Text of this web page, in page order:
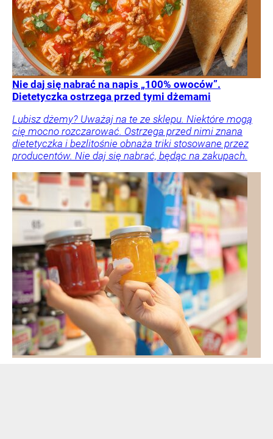
Nie daj się nabrać na napis „100% owoców”.
Dietetyczka ostrzega przed tymi dżemami
Lubisz dżemy? Uważaj na te ze sklepu. Niektóre mogą
cię mocno rozczarować. Ostrzega przed nimi znana
dietetyczka i bezlitośnie obnaża triki stosowane przez
producentów. Nie daj się nabrać, będąc na zakupach.